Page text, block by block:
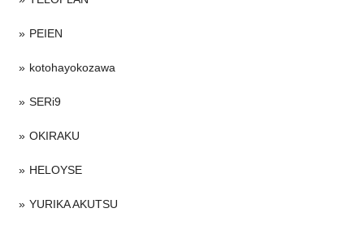
PEIEN
kotohayokozawa
SERi9
OKIRAKU
HELOYSE
YURIKA AKUTSU